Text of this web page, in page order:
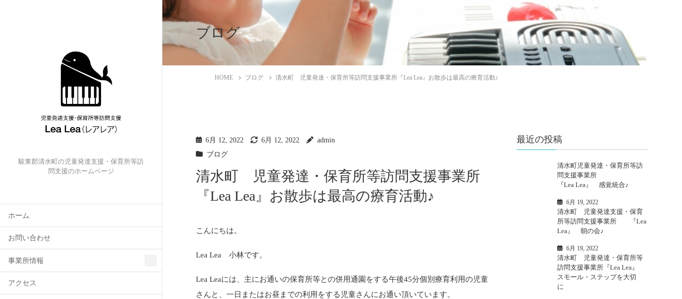
駿東郡清水町の児童発達支援・保育所等訪
問支援のホームページ
ホーム
お問い合わせ
事業所情報
アクセス
ブログ
HOME ブログ 清水町 児童発達・保育所等訪問支援事業所『Lea Lea』お散歩は最高の療育活動♪
6月 12, 2022 6月 12, 2022
admin
ブログ
清水町 児童発達・保育所等訪問支援事業所
『Lea Lea』お散歩は最高の療育活動♪
こんにちは。
Lea Lea 小林です。
Lea Leaには、主にお通いの保育所等との併用通園をする午後45分個別療育利用の児童
さんと、一日またはお昼までの利用をする児童さんにお通い頂いています。
最近の投稿
清水町児童発達・保育所等訪
問支援事業所
『Lea Lea』 感覚統合♪
6月 19, 2022
清水町 児童発達支援・保育
所等訪問支援事業所 『Lea
Lea』 朝の会♪
6月 19, 2022
清水町 児童発達・保育所等
訪問支援事業所『Lea Lea』
スモール・ステップを大切
に